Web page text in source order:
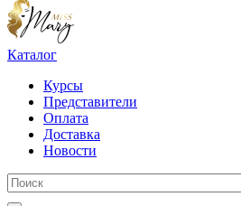
Каталог
Курсы
Представители
Оплата
Доставка
Новости